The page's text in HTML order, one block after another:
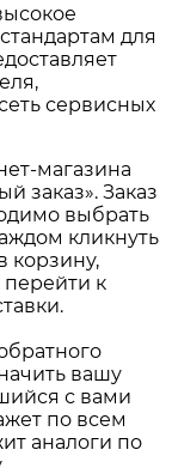
для
сервисных
магазина
заказ». Заказ
выбрать
кликнуть
корзину,
к
вашу
с вами
по всем
аналоги по